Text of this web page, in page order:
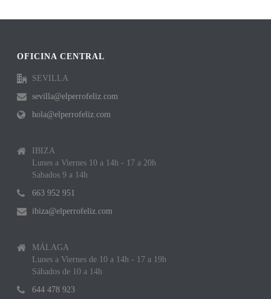
OFICINA CENTRAL
SEVILLA
sevilla@elperrofeliz.com
hola@elperrofeliz.com
IBIZA
Lunes a Viernes 10 a 14h - 17 a 20h
Sabados 9 a 14h
663 952 951
ibiza@elperrofeliz.com
MÁLAGA
Lunes a Viernes de 10 a 14h - 17 a 19h
Sábados de 10 a 14h
644 478 923